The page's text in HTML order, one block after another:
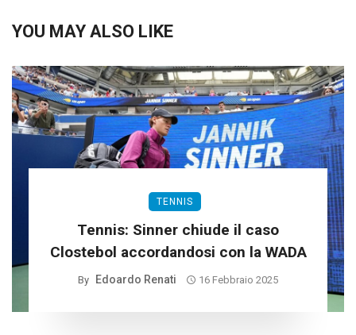
YOU MAY ALSO LIKE
TENNIS
Tennis: Sinner chiude il caso
Clostebol accordandosi con la WADA
By Edoardo Renati 16 Febbraio 2025